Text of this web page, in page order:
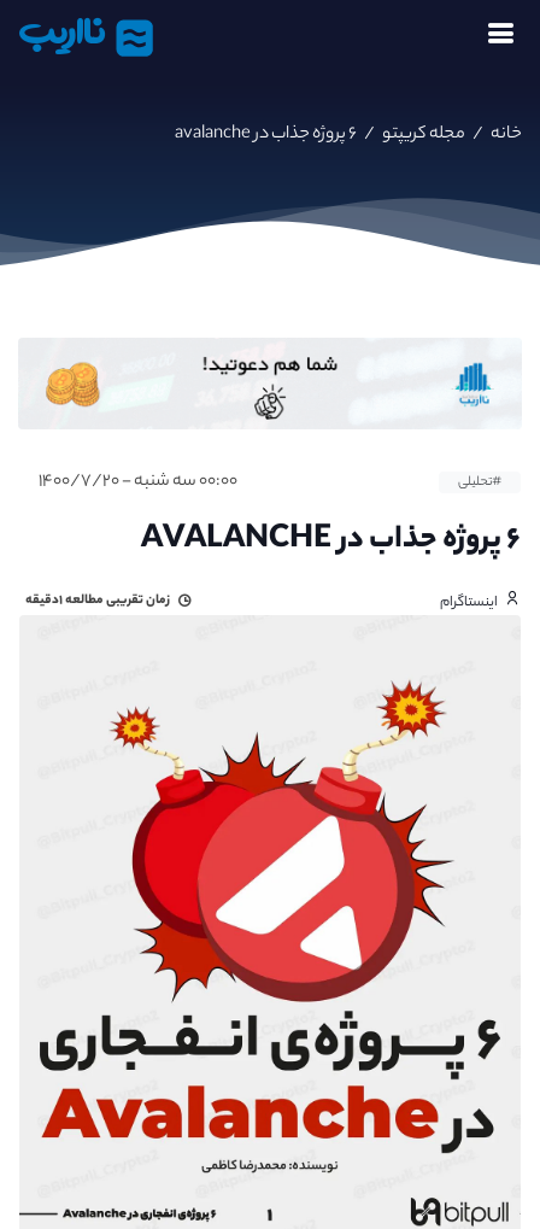
نااریب
خانه / مجله کریپتو / ۶ پروژه جذاب در avalanche
#تحلیلی ۰۰:۰۰ سه شنبه - ۱۴۰۰/۷/۲۰
۶ پروژه جذاب در AVALANCHE
اینستاگرام زمان تقریبی مطالعه۱دقیقه